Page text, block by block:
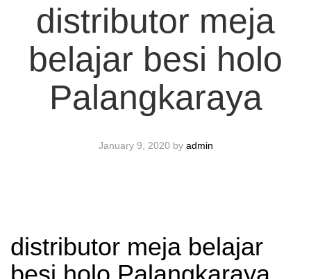
distributor meja
belajar besi holo
Palangkaraya
January 9, 2020 by admin
distributor meja belajar